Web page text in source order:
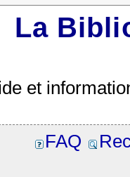
La
et
FAQ